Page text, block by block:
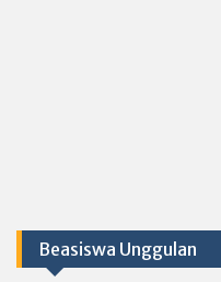
Beasiswa Unggulan